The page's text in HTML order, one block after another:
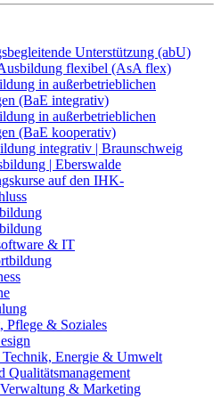
Unterstützung (abU)
flexibel (AsA flex)
in außerbetrieblichen
(BaE integrativ)
in außerbetrieblichen
(BaE kooperativ)
integrativ | Braunschweig
| Eberswalde
auf den IHK-
& IT
Pflege & Soziales
Energie & Umwelt
Qualitätsmanagement
& Marketing